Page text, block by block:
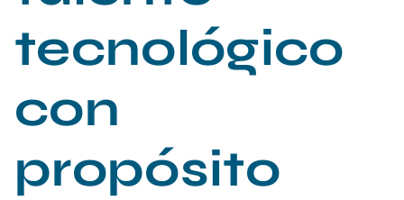
tecnológico
con
propósito